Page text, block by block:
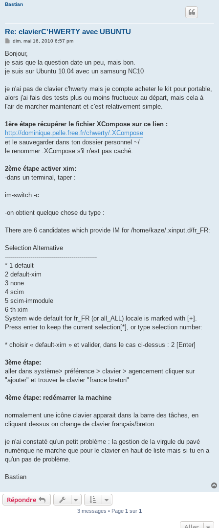
Bastian
Re: clavierC'HWERTY avec UBUNTU
M
s
a
g
dim. mai 16, 2010 6:57 pm
Bonjour,
je sais que la question date un peu, mais bon.
je suis sur Ubuntu 10.04 avec un samsung NC10
je n'ai pas de clavier c'hwerty mais je compte acheter le kit pour portable,
alors j'ai fais des tests plus ou moins fructueux au départ, mais cela à
l'air de marcher maintenant et c'est relativement simple.
1ère étape récupérer le fichier XCompose sur ce lien :
http://dominique.pelle.free.fr/chwerty/.XCompose
et le sauvegarder dans ton dossier personnel ~/
le renommer .XCompose s'il n'est pas caché.
2ème étape activer xim:
-dans un terminal, taper :
im-switch -c
-on obtient quelque chose du type :
There are 6 candidates which provide IM for /home/kaze/.xinput.d/fr_FR:
Selection Alternative
-----------------------------------------------
* 1 default
2 default-xim
3 none
4 scim
5 scim-immodule
6 th-xim
System wide default for fr_FR (or all_ALL) locale is marked with [+].
Press enter to keep the current selection[*], or type selection number:
* choisir « default-xim » et valider, dans le cas ci-dessus : 2 [Enter]
3ème étape:
aller dans système> préférence > clavier > agencement cliquer sur
"ajouter" et trouver le clavier "france breton"
4ème étape: redémarrer la machine
normalement une icône clavier apparait dans la barre des tâches, en
cliquant dessus on change de clavier français/breton.
je n'ai constaté qu'un petit problème : la gestion de la virgule du pavé
numérique ne marche que pour le clavier en haut de liste mais si tu en a
qu'un pas de problème.
Bastian
Répondre
3 messages • Page 1 sur 1